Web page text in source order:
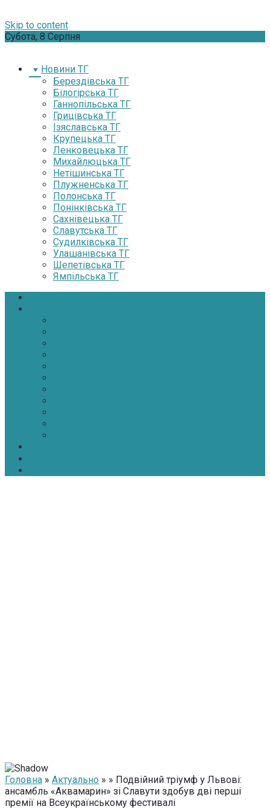
Skip to content
Субота, 8 Серпня
Новини ТГ
Берездівська ТГ
Білогірська ТГ
Ганнопільська ТГ
Грицівська ТГ
Ізяславська ТГ
Крупецька ТГ
Ленковецька ТГ
Михайлюцька ТГ
Нетішинська ТГ
Плужненська ТГ
Полонська ТГ
Понінківська ТГ
Сахнівецька ТГ
Славутська ТГ
Судилківська ТГ
Улашанівська ТГ
Шепетівська ТГ
Ямпільська ТГ
Головна » Актуально » » Подвійний тріумф у Львові:
ансамбль «Аквамарин» зі Славути здобув дві перші
премії на Всеукраїнському фестивалі